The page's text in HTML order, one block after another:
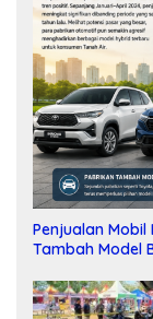
Penjualan
Tambah Model